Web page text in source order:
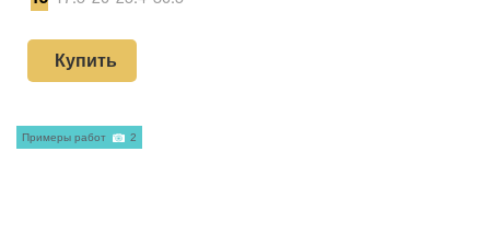
Купить
Примеры работ 2